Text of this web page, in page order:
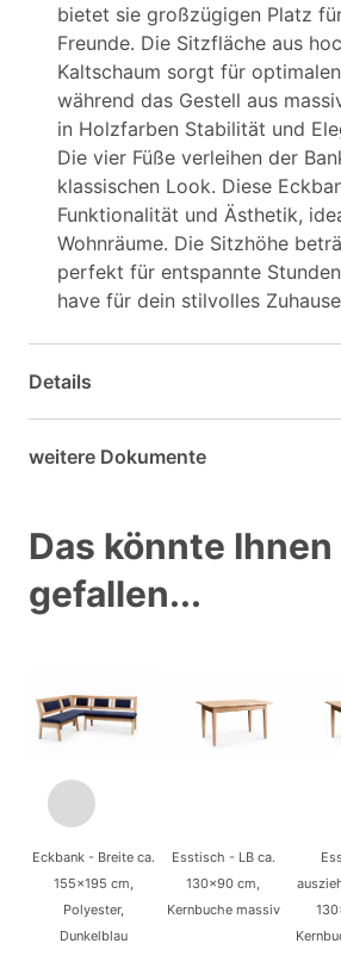
bietet sie großzügigen Platz
Freunde. Die Sitzfläche aus
Kaltschaum sorgt für
während das Gestell aus
in Holzfarben Stabilität und
Die vier Füße verleihen der
klassischen Look. Diese
Funktionalität und Ästhetik,
Wohnräume. Die Sitzhöhe
perfekt für entspannte
have für dein stilvolles
Details
weitere Dokumente
Das könnte
gefallen...
Eckbank - Breite ca.
155x195 cm,
Polyester,
Dunkelblau
Esstisch - LB ca.
130x90 cm,
Kernbuche massiv